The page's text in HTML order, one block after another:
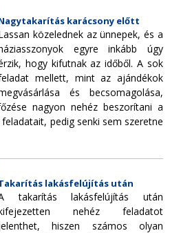
karácsony előtt
közelednek az ünnepek, és a
egyre inkább úgy
hogy kifutnak az időből. A sok
mellett, mint az ajándékok
és becsomagolása,
nagyon nehéz beszorítani a
pedig senki sem szeretne
lakásfelújítás után
takarítás lakásfelújítás után
nehéz feladatot
hiszen számos olyan